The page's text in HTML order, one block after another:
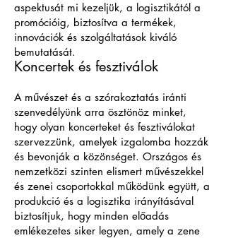
aspektusát mi kezeljük, a logisztikától a
promócióig, biztosítva a termékek,
innovációk és szolgáltatások kiváló
bemutatását.
Koncertek és fesztiválok
A művészet és a szórakoztatás iránti
szenvedélyünk arra ösztönöz minket,
hogy olyan koncerteket és fesztiválokat
szervezzünk, amelyek izgalomba hozzák
és bevonják a közönséget. Országos és
nemzetközi szinten elismert művészekkel
és zenei csoportokkal működünk együtt, a
produkció és a logisztika irányításával
biztosítjuk, hogy minden előadás
emlékezetes siker legyen, amely a zene